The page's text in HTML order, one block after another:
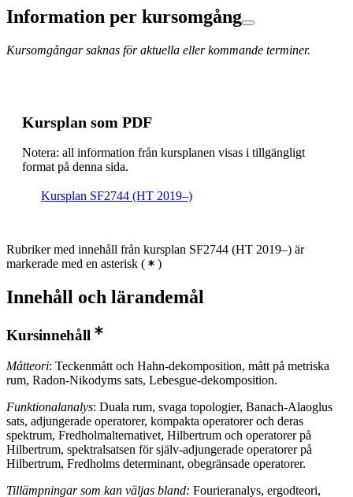
Information per kursomgång
Kursomgångar saknas för aktuella eller kommande terminer.
Kursplan som PDF
Notera: all information från kursplanen visas i tillgängligt
format på denna sida.
Kursplan SF2744 (HT 2019–)
Rubriker med innehåll från kursplan SF2744 (HT 2019–) är
markerade med en asterisk ( )
Innehåll och lärandemål
Kursinnehåll
Måtteori: Teckenmått och Hahn-dekomposition, mått på metriska
rum, Radon-Nikodyms sats, Lebesgue-dekomposition.
Funktionalanalys: Duala rum, svaga topologier, Banach-Alaoglus
sats, adjungerade operatorer, kompakta operatorer och deras
spektrum, Fredholmalternativet, Hilbertrum och operatorer på
Hilbertrum, spektralsatsen för själv-adjungerade operatorer på
Hilbertrum, Fredholms determinant, obegränsade operatorer.
Tillämpningar som kan väljas bland: Fourieranalys, ergodteori,